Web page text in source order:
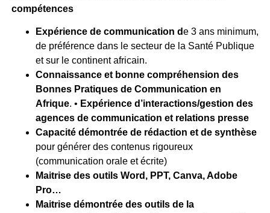
compétences
Expérience de communication de 3 ans minimum,
de préférence dans le secteur de la Santé Publique
et sur le continent africain.
Connaissance et bonne compréhension des
Bonnes Pratiques de Communication en
Afrique. • Expérience d’interactions/gestion des
agences de communication et relations presse
Capacité démontrée de rédaction et de synthèse
pour générer des contenus rigoureux
(communication orale et écrite)
Maitrise des outils Word, PPT, Canva, Adobe
Pro…
Maitrise démontrée des outils de la